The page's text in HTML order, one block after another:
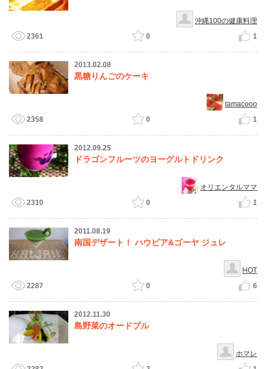
沖縄100の健康料理
2361
0 1
2013.02.08
黒糖りんごのケーキ
tamacooo
2358
0 1
2012.09.25
ドラゴンフルーツのヨーグルトドリンク
オリエンタルママ
2310
0 1
2011.08.19
南国デザート！ ハウピア&ゴーヤ ジュレ
HOT
2287
0 6
2012.11.30
島野菜のオードブル
ホマレ